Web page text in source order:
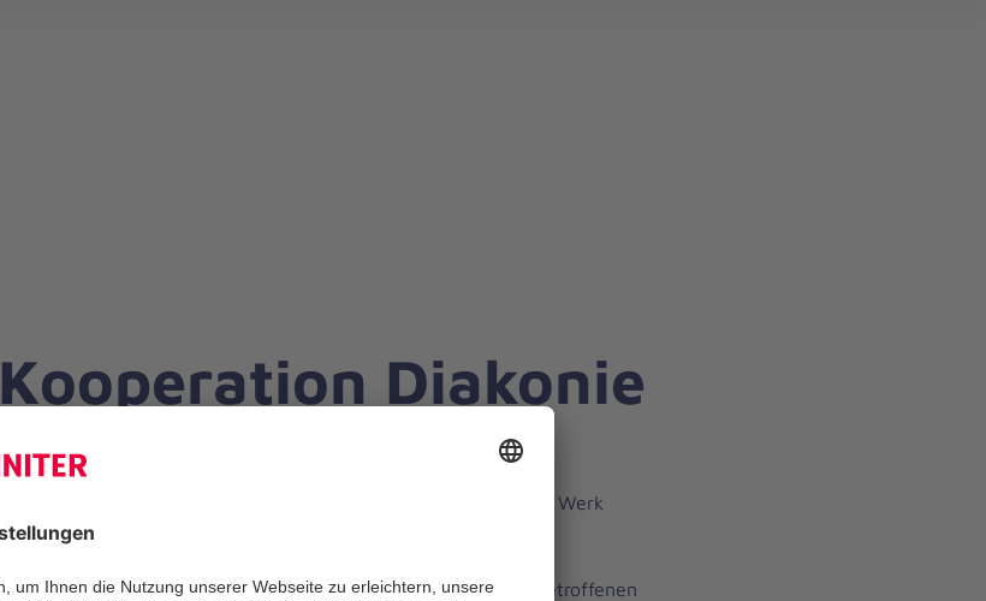
Kooperation Diakonie
Die JHG Kassel kooperiert mit dem Diakonischen Werk
Das Diakonische Werk berät und begleitet die Betroffenen